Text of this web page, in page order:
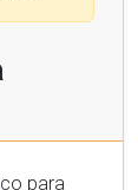
para